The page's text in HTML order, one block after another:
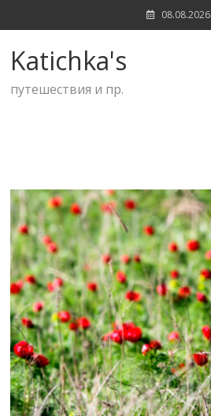
to
08.08.2026
Katichka's
путешествия и пр.